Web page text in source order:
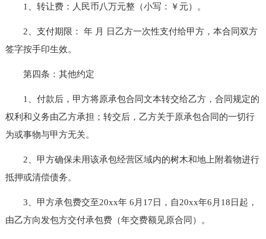
1、转让费：人民币八万元整（小写：￥元）。
2、支付期限： 年 月 日乙方一次性支付给甲方，本合同双方
签字按手印生效。
第四条：其他约定
1、付款后，甲方将原承包合同文本转交给乙方，合同规定的
权利和义务由乙方承担；转交后，乙方关于原承包合同的一切行
为或事物与甲方无关。
2、甲方确保未用该承包经营区域内的树木和地上附着物进行
抵押或清偿债务。
3、甲方承包费交至20xx年 6月17日，自20xx年6月18日起，
由乙方向发包方交付承包费（年交费额见原合同）。